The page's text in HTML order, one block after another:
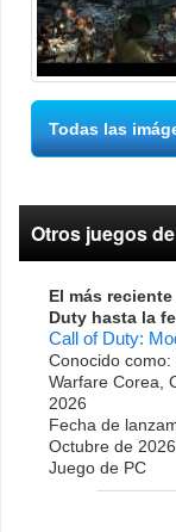
Todas las
Otros juegos
El más
Duty hasta la
Call of Duty:
Conocido como:
Warfare Corea,
2026
Fecha de
Octubre de 2026
Juego de PC